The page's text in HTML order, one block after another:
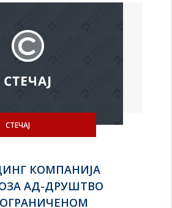
СТЕЧАЈ
КОМПАНИЈА
АД-ДРУШТВО